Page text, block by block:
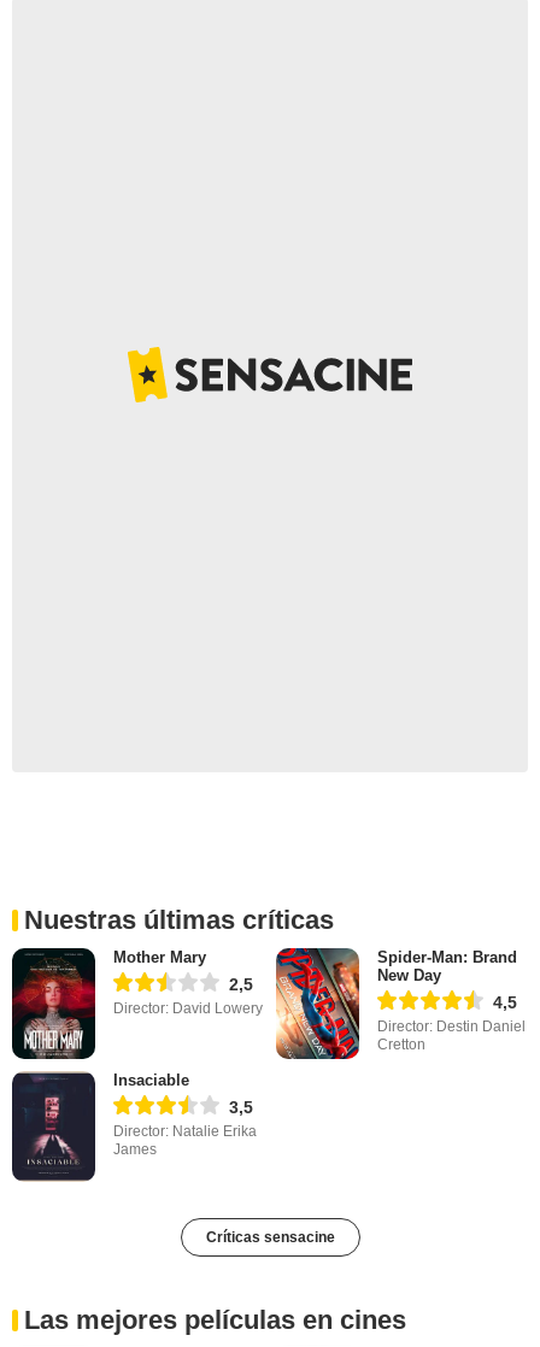
Nuestras últimas críticas
Mother Mary
2,5
Director: David Lowery
Spider-Man: Brand
New Day
4,5
Director: Destin Daniel
Cretton
Insaciable
3,5
Director: Natalie Erika
James
Críticas sensacine
Las mejores películas en cines